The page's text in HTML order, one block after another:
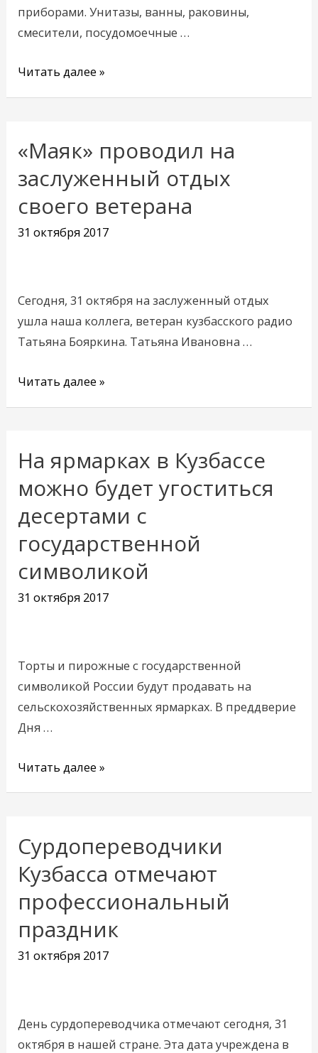
приборами. Унитазы, ванны, раковины,
смесители, посудомоечные …
Читать далее »
«Маяк» проводил на
заслуженный отдых
своего ветерана
31 октября 2017
Сегодня, 31 октября на заслуженный отдых
ушла наша коллега, ветеран кузбасского радио
Татьяна Бояркина. Татьяна Ивановна …
«Маяк»
на
заслуженный
отдых
Читать далее »
На ярмарках в Кузбассе
можно будет угоститься
десертами с
государственной
символикой
31 октября 2017
Торты и пирожные с государственной
символикой России будут продавать на
сельскохозяйственных ярмарках. В преддверие
Дня …
На
ярмарках
в
Кузбассе
можно
угоститься
десертами
символикой
Читать далее »
Сурдопереводчики
Кузбасса отмечают
профессиональный
праздник
31 октября 2017
День сурдопереводчика отмечают сегодня, 31
октября в нашей стране. Эта дата учреждена в
Сурдопереводчики
Кузбасса
отмечают
профессиональный
праздник